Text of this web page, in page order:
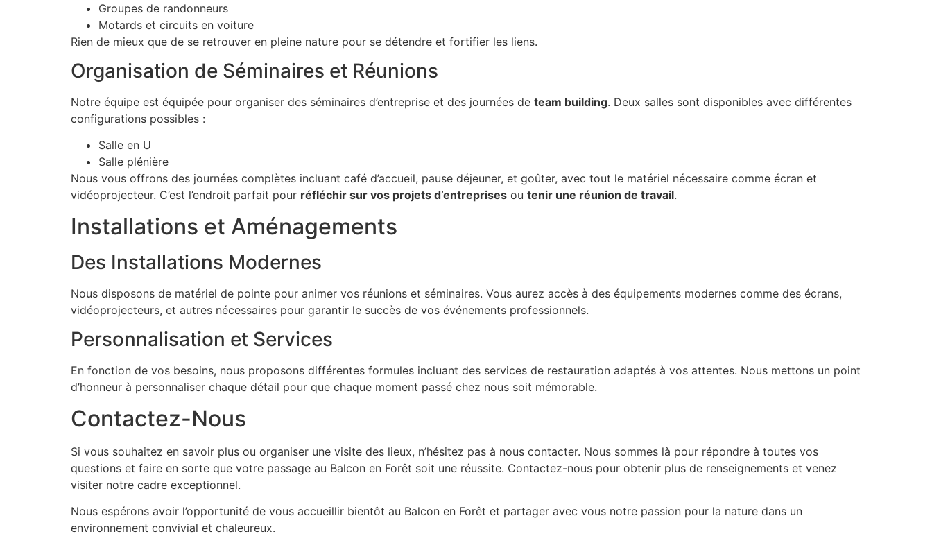
Groupes de randonneurs
Motards et circuits en voiture
Rien de mieux que de se retrouver en pleine nature pour se détendre et fortifier les liens.
Organisation de Séminaires et Réunions
Notre équipe est équipée pour organiser des séminaires d’entreprise et des journées de team building. Deux salles sont disponibles avec différentes
configurations possibles :
Salle en U
Salle plénière
Nous vous offrons des journées complètes incluant café d’accueil, pause déjeuner, et goûter, avec tout le matériel nécessaire comme écran et
vidéoprojecteur. C’est l’endroit parfait pour réfléchir sur vos projets d’entreprises ou tenir une réunion de travail.
Installations et Aménagements
Des Installations Modernes
Nous disposons de matériel de pointe pour animer vos réunions et séminaires. Vous aurez accès à des équipements modernes comme des écrans,
vidéoprojecteurs, et autres nécessaires pour garantir le succès de vos événements professionnels.
Personnalisation et Services
En fonction de vos besoins, nous proposons différentes formules incluant des services de restauration adaptés à vos attentes. Nous mettons un point
d’honneur à personnaliser chaque détail pour que chaque moment passé chez nous soit mémorable.
Contactez-Nous
Si vous souhaitez en savoir plus ou organiser une visite des lieux, n’hésitez pas à nous contacter. Nous sommes là pour répondre à toutes vos
questions et faire en sorte que votre passage au Balcon en Forêt soit une réussite. Contactez-nous pour obtenir plus de renseignements et venez
visiter notre cadre exceptionnel.
Nous espérons avoir l’opportunité de vous accueillir bientôt au Balcon en Forêt et partager avec vous notre passion pour la nature dans un
environnement convivial et chaleureux.